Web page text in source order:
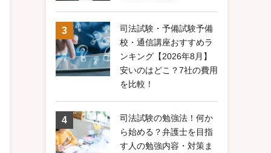
司法試験・予備試験予備
校・通信講座おすすめラ
ンキング【2026年8月】
安いのはどこ？7社の費用
を比較！
司法試験の勉強法！何か
ら始める？弁護士を目指
す人の勉強内容・対策ま